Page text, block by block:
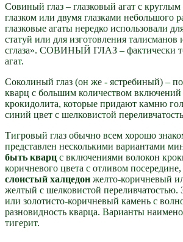
Совиный глаз – глазковый агат с
глазком или двумя глазками небольшого
глазковые агаты нередко использовали
статуй или для изготовления талисманов
сглаза». СОВИНЫЙ ГЛАЗ – фактически
агат.
Соколиный глаз (он же - ястребиный) –
кварц с большим количеством включений
крокидолита, которые придают камню
синий цвет с шелковистой
Тигровый глаз обычно всем хорошо
представлен несколькими вариантами
быть кварц с включениями волокон
коричневого цвета с отливом посередине,
слоистый халцедон желто-коричневый
желтый с шелковистой переливчатостью.
или золотисто-коричневый камень с
разновидность кварца. Варианты
тигерит.